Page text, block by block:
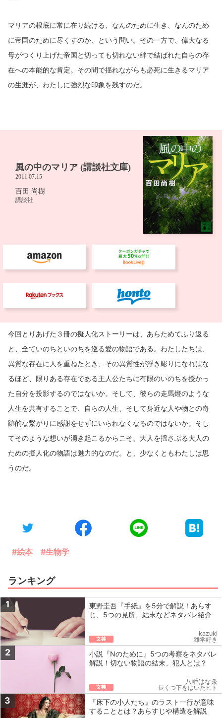
マリアの根底に常に在り続ける、なんのために生き、なんのため
に帝国のために尽くすのか、という問い。その一方で、偉大なる
母がつくり上げた帝国と切っても切れない絆で結ばれた自らの存
在への本能的な肯定。その間で揺れながらも必死に生きるマリア
の生涯が、わたしに強烈な印象を残すのだ。
今回とりあげた３冊の擬人化ストーリーは、あらためてふり返る
と、全ていのちといのちを巡る愛の物語である。わたしたちは、
異質な存在に人を重ねたとき、その異質性が浮き彫りになればな
るほど、限りある存在である主人公たちに有限のいのちを授かっ
た自分を投影するのではないか。そして、彼らの走馬燈のような
人生を共有することで、自らの人生、そして身近な人や物との奇
跡的な繋がりに感謝をせずにいられなくなるのではないか。そし
てそのような想いが湧き起こるからこそ、大人を揺さぶる大人の
ための擬人化の物語は魅力的なのだ。と、少なくともわたしは思
うのだ。
#絵本 #生物学
ランキング
1
東野圭吾『手紙』を5分で解説！あらす
じ、5つの見所、結末などネタバレ紹介
文芸
kazuki
雑学好き
2
小説『Nのために』5つの考察をネタバレ
解説！切ない物語の結末、犯人とは？
文芸
八幡はなゑ
長くつ下をはいたヒト
3
『床下の小人たち』のラスト一行が意味
することとは？あらすじや構造を解説